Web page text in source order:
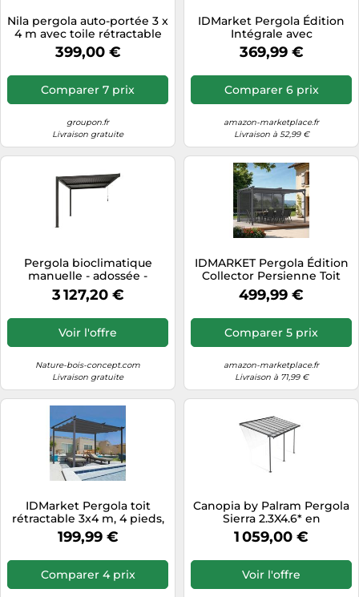
Nila pergola auto-portée 3 x
4 m avec toile rétractable
beige
399,00 €
Comparer 7 prix
groupon.fr
Livraison gratuite
IDMarket Pergola Édition
Intégrale avec
moustiquaire toit
rétractable 3x4 m 4 rideaux
369,99 €
Comparer 6 prix
amazon-marketplace.fr
Livraison à 52,99 €
Pergola bioclimatique
manuelle - adossée -
aluminium thermolaqué -
3x4 m - Ximax
3 127,20 €
Voir l'offre
Nature-bois-concept.com
Livraison gratuite
IDMARKET Pergola Édition
Collector Persienne Toit
rétractable 3x4m 4 pans
modulables Gris anthracite
499,99 €
Comparer 5 prix
amazon-marketplace.fr
Livraison à 71,99 €
IDMarket Pergola toit
rétractable 3x4 m, 4 pieds,
tonnelle gris anthracite
199,99 €
Comparer 4 prix
Canopia by Palram Pergola
Sierra 2.3X4.6* en
Aluminium Et
Polycarbonate, Moderne &
Élégante, pour Couvrir Une
Terrasse Toute L’année
(Grise Transparent)
1 059,00 €
Voir l'offre